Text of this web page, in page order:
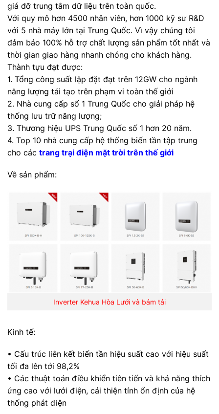
giá đỡ trung tâm dữ liệu trên toàn quốc.
Với quy mô hơn 4500 nhân viên, hơn 1000 kỹ sư R&D
với 5 nhà máy lớn tại Trung Quốc. Vì vậy chúng tôi
đảm bảo 100% hỗ trợ chất lượng sản phẩm tốt nhất và
thời gian giao hàng nhanh chóng cho khách hàng.
Thành tựu đạt được:
1. Tổng công suất lặp đặt đạt trên 12GW cho ngành
năng lượng tái tạo trên phạm vi toàn thế giới
2. Nhà cung cấp số 1 Trung Quốc cho giải pháp hệ
thống lưu trữ năng lượng;
3. Thương hiệu UPS Trung Quốc số 1 hơn 20 năm.
4. Top 10 nhà cung cấp hệ thống biến tần tập trung
cho các trang trại điện mặt trời trên thế giới
Về sản phẩm:
Inverter Kehua Hòa Lưới và bám tải
Kinh tế:
• Cấu trúc liên kết biến tần hiệu suất cao với hiệu suất
tối đa lên tới 98,2%
• Các thuật toán điều khiển tiên tiến và khả năng thích
ứng cao với lưới điện, cải thiện tính ổn định của hệ
thống phát điện